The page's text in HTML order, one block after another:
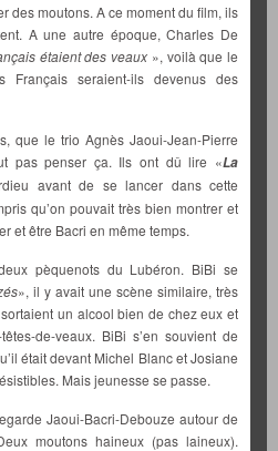
des moutons. A ce moment du film, ils
A une autre époque, Charles De
étaient des veaux », voilà que le
seraient-ils devenus des
que le trio Agnès Jaoui-Jean-Pierre
pas penser ça. Ils ont dû lire «La
avant de se lancer dans cette
qu’on pouvait très bien montrer et
et être Bacri en même temps.
pèquenots du Lubéron. BiBi se
», il y avait une scène similaire, très
un alcool bien de chez eux et
de-veaux. BiBi s’en souvient de
était devant Michel Blanc et Josiane
Mais jeunesse se passe.
Jaoui-Bacri-Debouze autour de
moutons haineux (pas laineux).